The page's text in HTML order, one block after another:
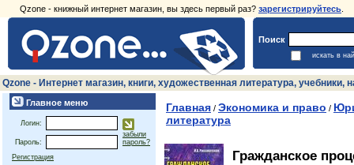
Qzone - книжный интернет магазин, вы здесь первый раз? зарегистрируйтесь
Поиск
искать в
Qzone - Интернет магазин, книги, художественная литература,
Главное меню
Логин:
Пароль:
забыли
пароль?
Регистрация
Главная / Экономика и право /
литература
Гражданское